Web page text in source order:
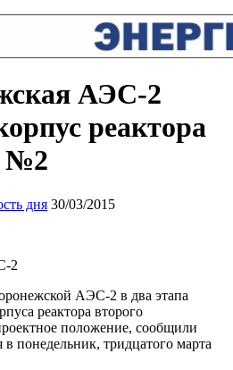
АЭС-2
реактора
№2
дня 30/03/2015
2
АЭС-2 в два этапа
реактора второго
положение, сообщили
понедельник, тридцатого марта